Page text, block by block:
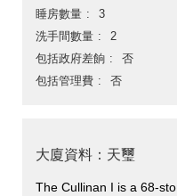
睡房數量
3
洗手間數量
2
包括政府差餉
否
包括管理費
否
大廈資料：天璽
The Cullinan I is a 68-